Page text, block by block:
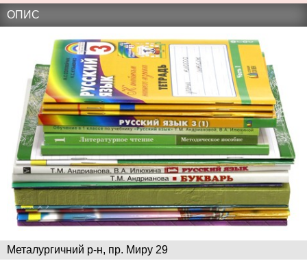
ОПИС
Металургичний р-н, пр. Миру 29